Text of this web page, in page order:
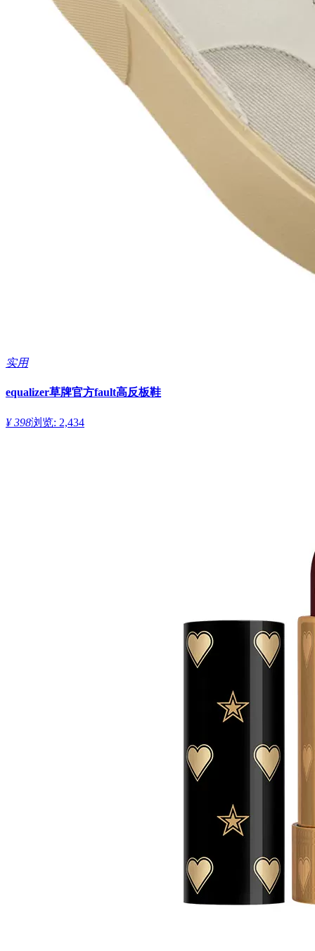
实用
equalizer草牌官方fault高反板鞋
¥ 398浏览: 2,434